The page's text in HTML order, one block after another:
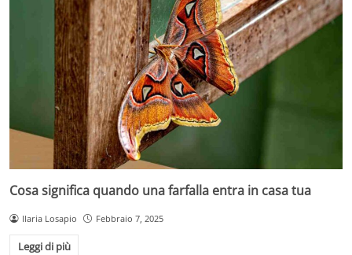
Cosa significa quando una farfalla entra in casa tua
Ilaria Losapio Febbraio 7, 2025
Leggi di più